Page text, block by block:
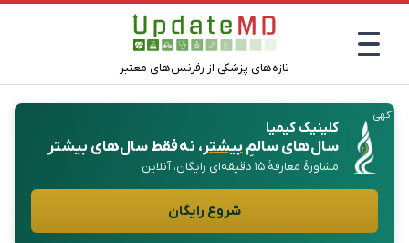
تازه‌های پزشکی از رفرنس‌های معتبر
آگهی
کلینیک کیمیا
سال‌های سالمِبیشتر، نه فقط سال‌های بیشتر
مشاورهٔ معارفهٔ ۱۵ دقیقه‌ای رایگان، آنلاین
شروع رایگان